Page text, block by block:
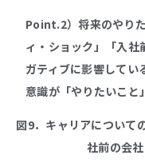
Point.2）将来のやり
ィ・ショック」「入社
ガティブに影響してい
意識が「やりたいこと
図9．キャリアについて
社前の会